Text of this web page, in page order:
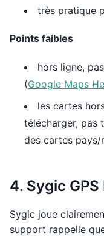
très pratique
Points faibles
hors ligne,
(Google Maps
les cartes
télécharger, pas
des cartes
4. Sygic
Sygic joue
support rappelle